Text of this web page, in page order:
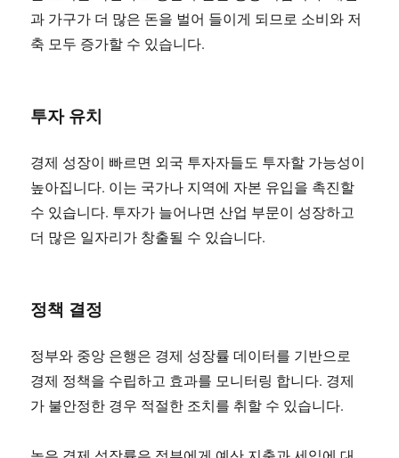
과 가구가 더 많은 돈을 벌어 들이게 되므로 소비와 저
축 모두 증가할 수 있습니다.
투자 유치
경제 성장이 빠르면 외국 투자자들도 투자할 가능성이
높아집니다. 이는 국가나 지역에 자본 유입을 촉진할
수 있습니다. 투자가 늘어나면 산업 부문이 성장하고
더 많은 일자리가 창출될 수 있습니다.
정책 결정
정부와 중앙 은행은 경제 성장률 데이터를 기반으로
경제 정책을 수립하고 효과를 모니터링 합니다. 경제
가 불안정한 경우 적절한 조치를 취할 수 있습니다.